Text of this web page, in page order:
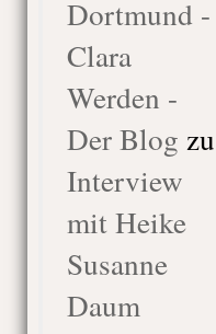
Dortmund -
Clara
Werden -
Der Blog zu
Interview
mit Heike
Susanne
Daum